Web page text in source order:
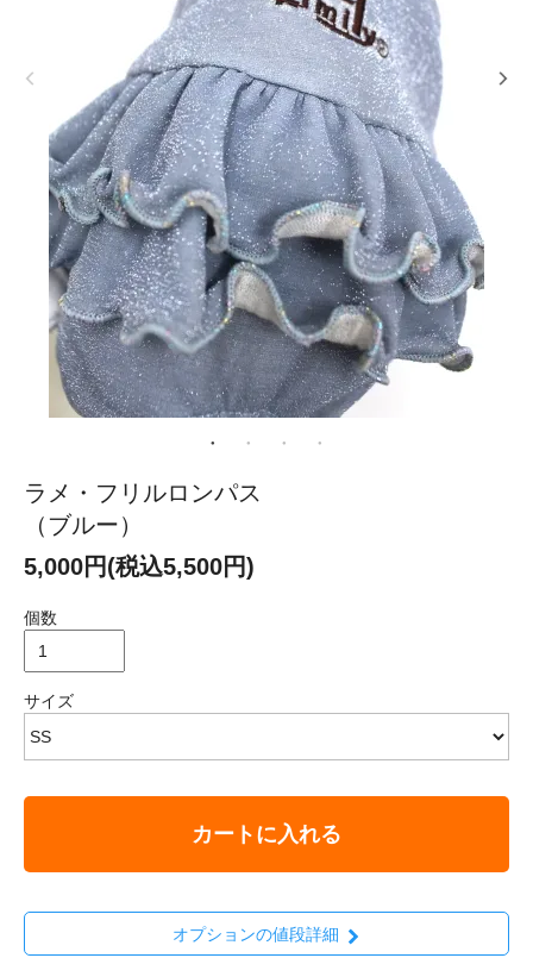
ラメ・フリルロンパス
（ブルー）
5,000円(税込5,500円)
個数
サイズ
カートに入れる
オプションの値段詳細